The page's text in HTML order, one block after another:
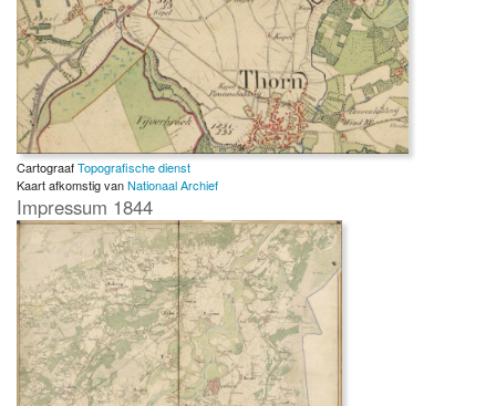
CartograafTopografische dienst
Kaart afkomstig vanNationaal Archief
Impressum 1844